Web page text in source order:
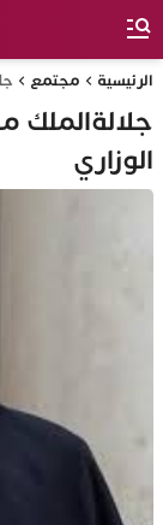
الرئيسية مجتمع
جلالةالملك
الوزاري